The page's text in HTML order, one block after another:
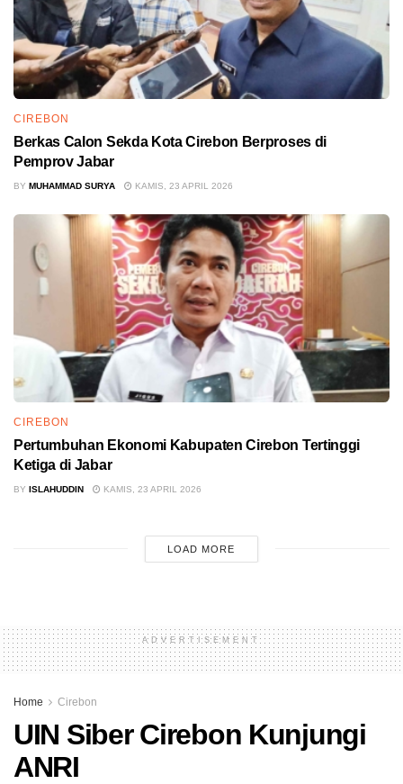
CIREBON
Berkas Calon Sekda Kota Cirebon Berproses di
Pemprov Jabar
BY MUHAMMAD SURYA KAMIS, 23 APRIL 2026
CIREBON
Pertumbuhan Ekonomi Kabupaten Cirebon Tertinggi
Ketiga di Jabar
BY ISLAHUDDIN KAMIS, 23 APRIL 2026
LOAD MORE
ADVERTISEMENT
Home Cirebon
UIN Siber Cirebon Kunjungi
ANRI